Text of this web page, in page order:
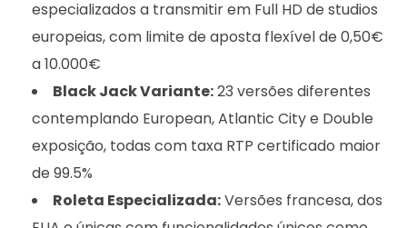
especializados a transmitir em Full HD de studios
europeias, com limite de aposta flexível de 0,50€
a 10.000€
Black Jack Variante:23 versões diferentes
contemplando European, Atlantic City e Double
exposição, todas com taxa RTP certificado maior
de 99.5%
Roleta Especializada:Versões francesa, dos